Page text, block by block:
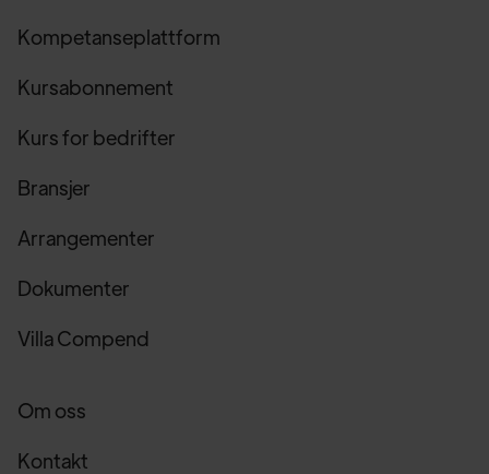
Kompetanseplattform
Kursabonnement
Kurs for bedrifter
Bransjer
Arrangementer
Dokumenter
Villa Compend
Om oss
Kontakt